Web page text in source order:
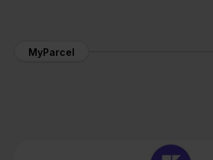
MyParcel